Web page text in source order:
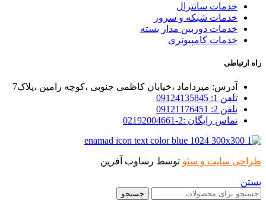
خدمات سانترال
خدمات شبکه و سرور
خدمات دوربین مدار بسته
خدمات کامپیوتری
راه ارتباطی
آدرس: میرداماد ،خیابان کاظمی جنوبی ،کوچه رامین ،پلاک7
تلفن 1: 09124135845
تلفن 2: 09121176451
تماس رایگان :2-02192004661
طراحی سایت و سئو توسط رساوب آفرین
بستن
جستجو